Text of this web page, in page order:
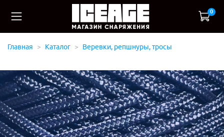
0
Главная Каталог Веревки, репшнуры, тросы